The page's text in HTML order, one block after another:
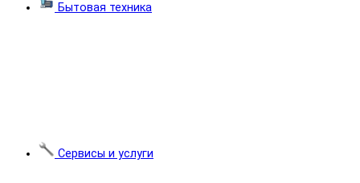
Бытовая техника
Сервисы и услуги